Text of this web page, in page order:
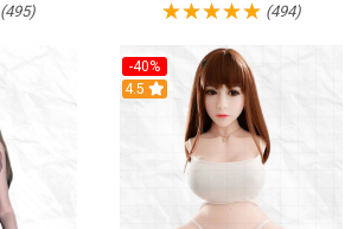
(495) (494)
-40%
4.5